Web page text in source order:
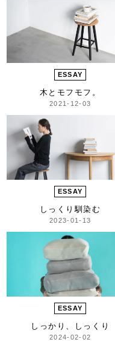
ESSAY
木とモフモフ。
2021-12-03
ESSAY
しっくり馴染む
2023-01-13
ESSAY
しっかり、しっくり
2024-02-02